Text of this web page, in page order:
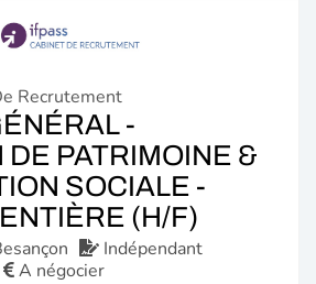
Recrutement
-
DE PATRIMOINE &
SOCIALE -
(H/F)
Indépendant
A négocier